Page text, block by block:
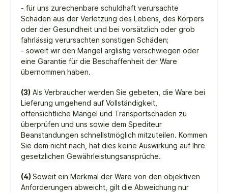
- für uns zurechenbare schuldhaft verursachte
Schäden aus der Verletzung des Lebens, des Körpers
oder der Gesundheit und bei vorsätzlich oder grob
fahrlässig verursachten sonstigen Schäden;
- soweit wir den Mangel arglistig verschwiegen oder
eine Garantie für die Beschaffenheit der Ware
übernommen haben.
(3) Als Verbraucher werden Sie gebeten, die Ware bei
Lieferung umgehend auf Vollständigkeit,
offensichtliche Mängel und Transportschäden zu
überprüfen und uns sowie dem Spediteur
Beanstandungen schnellstmöglich mitzuteilen. Kommen
Sie dem nicht nach, hat dies keine Auswirkung auf Ihre
gesetzlichen Gewährleistungsansprüche.
(4)Soweit ein Merkmal der Ware von den objektiven
Anforderungen abweicht, gilt die Abweichung nur